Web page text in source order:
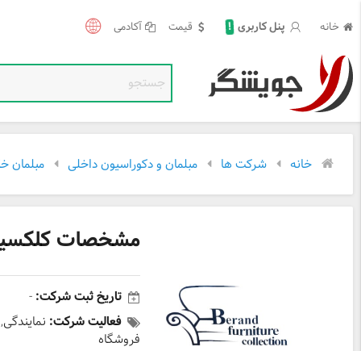
خانه پنل کاربری ! قیمت آکادمی
خانه شرکت ها مبلمان و دکوراسیون داخلی مبلمان
مشخصات
تاریخ ثبت شرکت:-
فعالیت شرکت:
فروشگاه